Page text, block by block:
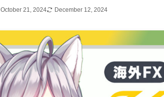
October 21, 2024 December 12, 2024